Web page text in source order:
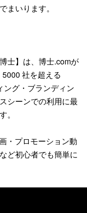
まいります。
士】は、博士.comが
社を超える
ング・ブランディン
シーンでの利用に最
。
・プロモーション動
ど初心者でも簡単に